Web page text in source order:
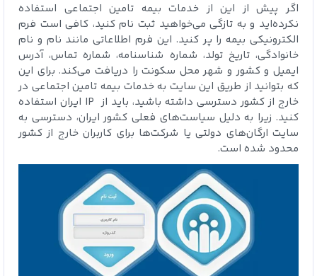
اگر پیش از این از خدمات بیمه تامین اجتماعی استفاده
نکرده‌اید و به تازگی می‌خواهید ثبت نام کنید، کافی است فرم
الکترونیکی بیمه را پر کنید. این فرم اطلاعاتی مانند نام و نام
خانوادگی، تاریخ تولد، شماره شناسنامه، شماره تماس، آدرس
ایمیل و کشور و شهر محل سکونت را دریافت می‌کند. برای این
که بتوانید از طریق این سایت به خدمات بیمه تامین اجتماعی در
خارج از کشور دسترسی داشته باشید، باید از IP ایران استفاده
کنید. زیرا به دلیل سیاست‌های فعلی کشور ایران، دسترسی به
سایت ارگان‌های دولتی یا شرکت‌ها برای کاربران خارج از کشور
محدود شده است.